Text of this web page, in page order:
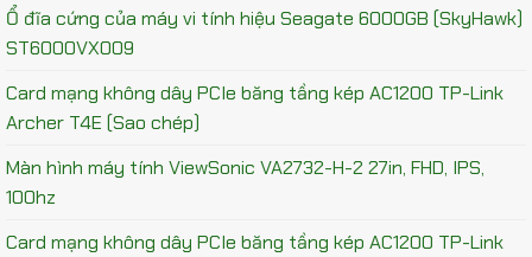
Ổ đĩa cứng của máy vi tính hiệu Seagate 6000GB (SkyHawk)
ST6000VX009
Card mạng không dây PCIe băng tầng kép AC1200 TP-Link
Archer T4E (Sao chép)
Màn hình máy tính ViewSonic VA2732-H-2 27in, FHD, IPS,
100hz
Card mạng không dây PCIe băng tầng kép AC1200 TP-Link